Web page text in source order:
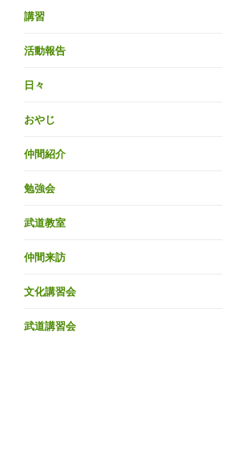
講習
活動報告
日々
おやじ
仲間紹介
勉強会
武道教室
仲間来訪
文化講習会
武道講習会